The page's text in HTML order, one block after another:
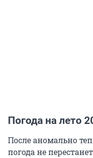
Погода на лето
После аномально
погода не